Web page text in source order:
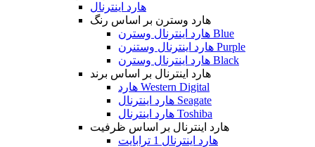
هارد اینترنال
هارد وسترن بر اساس رنگ
هارد اینترنال وسترن Blue
هارد اینترنال وستنرن Purple
هارد اینترنال وسترن Black
هارد اینترنال بر اساس برند
هارد Western Digital
هارد اینترنال Seagate
هارد اینترنال Toshiba
هارد اینترنال بر اساس ظرفیت
هارد اینترنال 1 ترابایت